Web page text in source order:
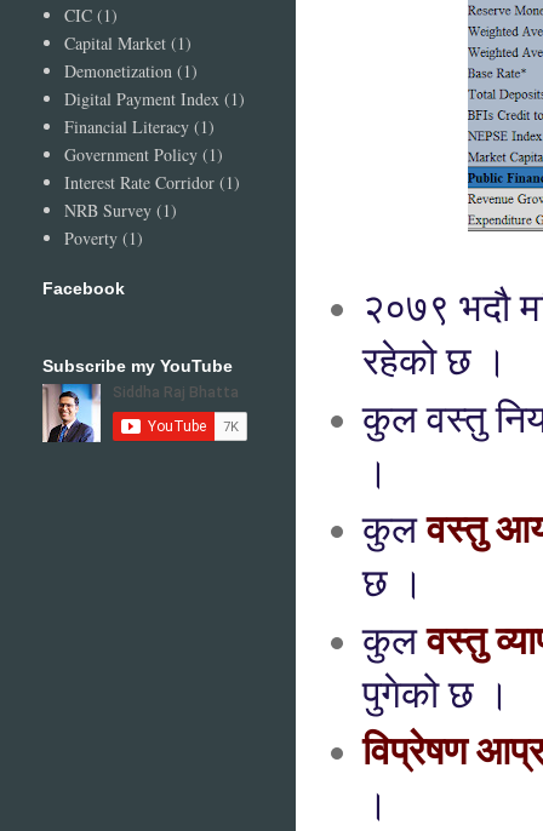
२०७९ भदौ
रहेको छ ।
कुल वस्तु
।
कुलवस्तु
छ ।
कुलवस्तु
पुगेको छ ।
विप्रेषण
।
CIC (1)
Capital Market (1)
Demonetization (1)
Digital Payment Index (1)
Financial Literacy (1)
Government Policy (1)
Interest Rate Corridor (1)
NRB Survey (1)
Poverty (1)
Facebook
Subscribe my YouTube